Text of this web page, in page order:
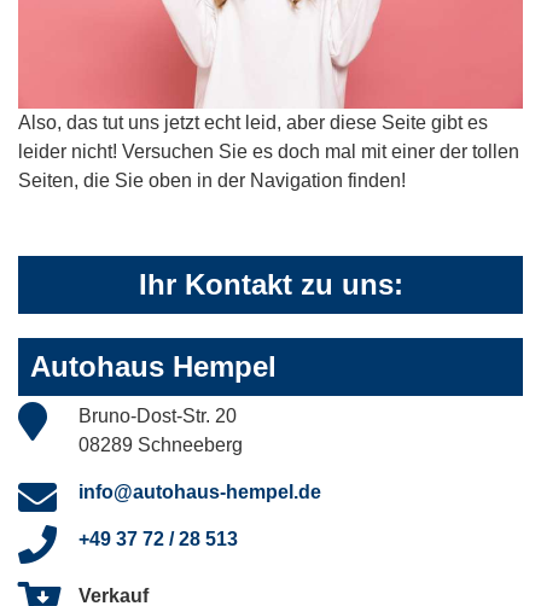
Also, das tut uns jetzt echt leid, aber diese Seite gibt es
leider nicht! Versuchen Sie es doch mal mit einer der tollen
Seiten, die Sie oben in der Navigation finden!
Ihr Kontakt zu uns:
Autohaus Hempel
Bruno-Dost-Str. 20
08289 Schneeberg
info@autohaus-hempel.de
+49 37 72 / 28 513
Verkauf